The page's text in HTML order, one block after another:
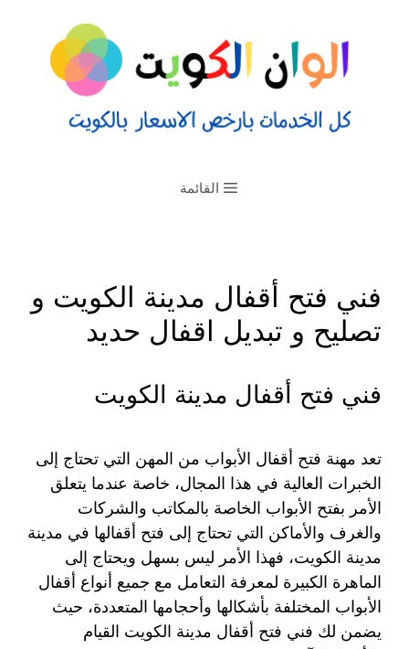
القائمة
فني فتح أقفال مدينة الكويت و
تصليح و تبديل اقفال حديد
فني فتح أقفال مدينة الكويت
تعد مهنة فتح أقفال الأبواب من المهن التي تحتاج إلى
الخبرات العالية في هذا المجال، خاصة عندما يتعلق
الأمر بفتح الأبواب الخاصة بالمكاتب والشركات
والغرف والأماكن التي تحتاج إلى فتح أقفالها في مدينة
مدينة الكويت، فهذا الأمر ليس بسهل ويحتاج إلى
الماهرة الكبيرة لمعرفة التعامل مع جميع أنواع أقفال
الأبواب المختلفة بأشكالها وأحجامها المتعددة، حيث
يضمن لك فني فتح أقفال مدينة الكويت القيام